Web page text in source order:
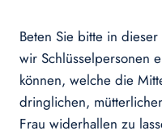
Beten Sie bitte in
wir Schlüsselpersonen
können, welche die
dringlichen,
Frau widerhallen zu